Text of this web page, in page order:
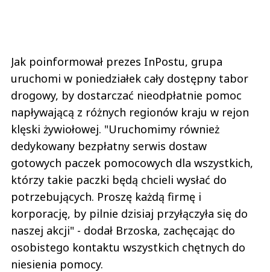
Jak poinformował prezes InPostu, grupa
uruchomi w poniedziałek cały dostępny tabor
drogowy, by dostarczać nieodpłatnie pomoc
napływającą z różnych regionów kraju w rejon
klęski żywiołowej. "Uruchomimy również
dedykowany bezpłatny serwis dostaw
gotowych paczek pomocowych dla wszystkich,
którzy takie paczki będą chcieli wysłać do
potrzebujących. Proszę każdą firmę i
korporację, by pilnie dzisiaj przyłączyła się do
naszej akcji" - dodał Brzoska, zachęcając do
osobistego kontaktu wszystkich chętnych do
niesienia pomocy.